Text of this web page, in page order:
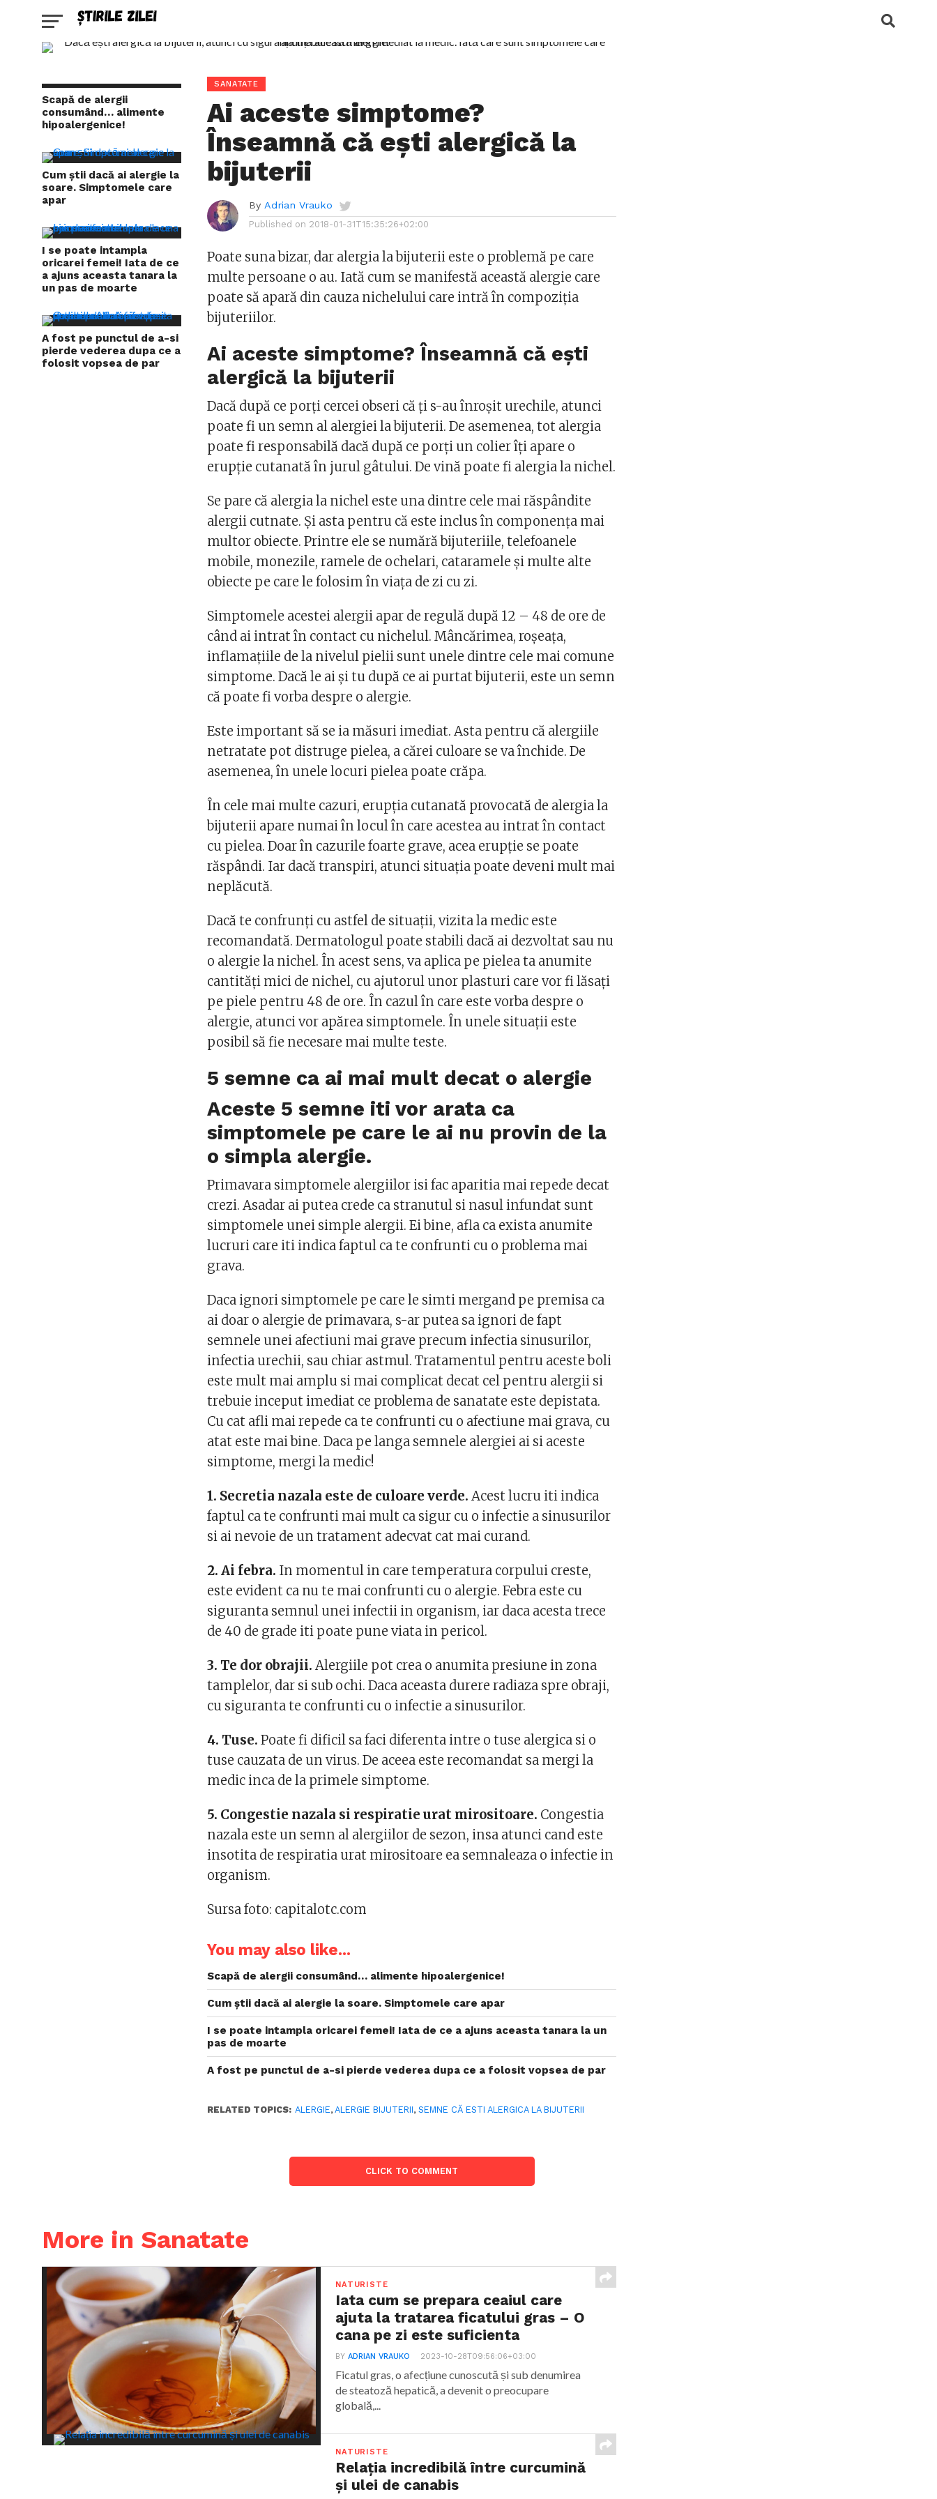
Scapă de alergii
consumând… alimente
hipoalergenice!
Cum știi dacă ai alergie la
soare. Simptomele care
apar
I se poate intampla
oricarei femei! Iata de ce
a ajuns aceasta tanara la
un pas de moarte
A fost pe punctul de a-si
pierde vederea dupa ce a
folosit vopsea de par
SANATATE
Ai aceste simptome?
Înseamnă că ești alergică la
bijuterii
By Adrian Vrauko
Published on 2018-01-31T15:35:26+02:00
Poate suna bizar, dar alergia la bijuterii este o problemă pe care
multe persoane o au. Iată cum se manifestă această alergie care
poate să apară din cauza nichelului care intră în compoziția
bijuteriilor.
Ai aceste simptome? Înseamnă că ești
alergică la bijuterii
Dacă după ce porți cercei obseri că ți s-au înroșit urechile, atunci
poate fi un semn al alergiei la bijuterii. De asemenea, tot alergia
poate fi responsabilă dacă după ce porți un colier îți apare o
erupție cutanată în jurul gâtului. De vină poate fi alergia la nichel.
Se pare că alergia la nichel este una dintre cele mai răspândite
alergii cutnate. Și asta pentru că este inclus în componența mai
multor obiecte. Printre ele se numără bijuteriile, telefoanele
mobile, monezile, ramele de ochelari, cataramele și multe alte
obiecte pe care le folosim în viața de zi cu zi.
Simptomele acestei alergii apar de regulă după 12 – 48 de ore de
când ai intrat în contact cu nichelul. Mâncărimea, roșeața,
inflamațiile de la nivelul pielii sunt unele dintre cele mai comune
simptome. Dacă le ai și tu după ce ai purtat bijuterii, este un semn
că poate fi vorba despre o alergie.
Este important să se ia măsuri imediat. Asta pentru că alergiile
netratate pot distruge pielea, a cărei culoare se va închide. De
asemenea, în unele locuri pielea poate crăpa.
În cele mai multe cazuri, erupția cutanată provocată de alergia la
bijuterii apare numai în locul în care acestea au intrat în contact
cu pielea. Doar în cazurile foarte grave, acea erupție se poate
răspândi. Iar dacă transpiri, atunci situația poate deveni mult mai
neplăcută.
Dacă te confrunți cu astfel de situații, vizita la medic este
recomandată. Dermatologul poate stabili dacă ai dezvoltat sau nu
o alergie la nichel. În acest sens, va aplica pe pielea ta anumite
cantități mici de nichel, cu ajutorul unor plasturi care vor fi lăsați
pe piele pentru 48 de ore. În cazul în care este vorba despre o
alergie, atunci vor apărea simptomele. În unele situații este
posibil să fie necesare mai multe teste.
5 semne ca ai mai mult decat o alergie
Aceste 5 semne iti vor arata ca
simptomele pe care le ai nu provin de la
o simpla alergie.
Primavara simptomele alergiilor isi fac aparitia mai repede decat
crezi. Asadar ai putea crede ca stranutul si nasul infundat sunt
simptomele unei simple alergii. Ei bine, afla ca exista anumite
lucruri care iti indica faptul ca te confrunti cu o problema mai
grava.
Daca ignori simptomele pe care le simti mergand pe premisa ca
ai doar o alergie de primavara, s-ar putea sa ignori de fapt
semnele unei afectiuni mai grave precum infectia sinusurilor,
infectia urechii, sau chiar astmul. Tratamentul pentru aceste boli
este mult mai amplu si mai complicat decat cel pentru alergii si
trebuie inceput imediat ce problema de sanatate este depistata.
Cu cat afli mai repede ca te confrunti cu o afectiune mai grava, cu
atat este mai bine. Daca pe langa semnele alergiei ai si aceste
simptome, mergi la medic!
1. Secretia nazala este de culoare verde. Acest lucru iti indica
faptul ca te confrunti mai mult ca sigur cu o infectie a sinusurilor
si ai nevoie de un tratament adecvat cat mai curand.
2. Ai febra. In momentul in care temperatura corpului creste,
este evident ca nu te mai confrunti cu o alergie. Febra este cu
siguranta semnul unei infectii in organism, iar daca acesta trece
de 40 de grade iti poate pune viata in pericol.
3. Te dor obrajii. Alergiile pot crea o anumita presiune in zona
tamplelor, dar si sub ochi. Daca aceasta durere radiaza spre obraji,
cu siguranta te confrunti cu o infectie a sinusurilor.
4. Tuse. Poate fi dificil sa faci diferenta intre o tuse alergica si o
tuse cauzata de un virus. De aceea este recomandat sa mergi la
medic inca de la primele simptome.
5. Congestie nazala si respiratie urat mirositoare. Congestia
nazala este un semn al alergiilor de sezon, insa atunci cand este
insotita de respiratia urat mirositoare ea semnaleaza o infectie in
organism.
Sursa foto: capitalotc.com
You may also like...
Scapă de alergii consumând… alimente hipoalergenice!
Cum știi dacă ai alergie la soare. Simptomele care apar
I se poate intampla oricarei femei! Iata de ce a ajuns aceasta tanara la un
pas de moarte
A fost pe punctul de a-si pierde vederea dupa ce a folosit vopsea de par
RELATED TOPICS: ALERGIE,ALERGIE BIJUTERII,SEMNE CĂ ESTI ALERGICA LA BIJUTERII
CLICK TO COMMENT
More in Sanatate
NATURISTE
Iata cum se prepara ceaiul care
ajuta la tratarea ficatului gras – O
cana pe zi este suficienta
BYADRIAN VRAUKO 2023-10-28T09:56:06+03:00
Ficatul gras, o afecțiune cunoscută și sub denumirea
de steatoză hepatică, a devenit o preocupare
globală,...
NATURISTE
Relația incredibilă între curcumină
și ulei de canabis